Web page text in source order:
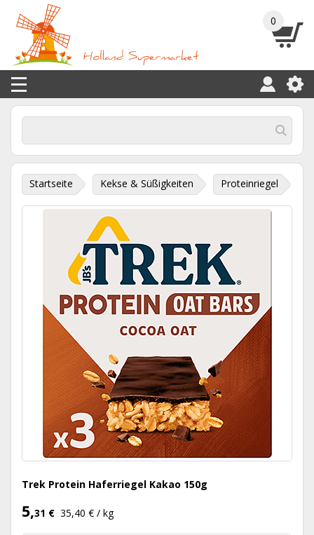
0
Startseite Kekse & Süßigkeiten Proteinriegel
Trek Protein Haferriegel Kakao 150g
5,31 € 35,40 € / kg